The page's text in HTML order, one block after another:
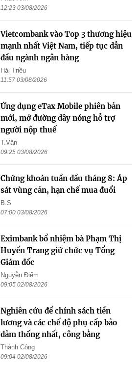
12:23 03/08/2026
Vietcombank vào Top 3 thương hiệu
mạnh nhất Việt Nam, tiếp tục dẫn
đầu ngành ngân hàng
Hải Triều
11:57 03/08/2026
Ứng dụng eTax Mobile phiên bản
mới, mở đường dây nóng hỗ trợ
người nộp thuế
T.Vân
09:25 03/08/2026
Chứng khoán tuần đầu tháng 8: Áp
sát vùng cản, hạn chế mua đuổi
B.S
07:00 03/08/2026
Eximbank bổ nhiệm bà Phạm Thị
Huyền Trang giữ chức vụ Tổng
Giám đốc
Nguyễn Điểm
09:05 02/08/2026
Nghiên cứu để chính sách tiền
lương và các chế độ phụ cấp bảo
đảm thống nhất, công bằng
Thành Công
09:04 02/08/2026